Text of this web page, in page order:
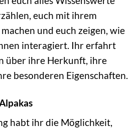
euch mit ihrem
und euch zeigen, wie
interagiert. Ihr erfahrt
über ihre Herkunft, ihre
besonderen Eigenschaften.
habt ihr die Möglichkeit,